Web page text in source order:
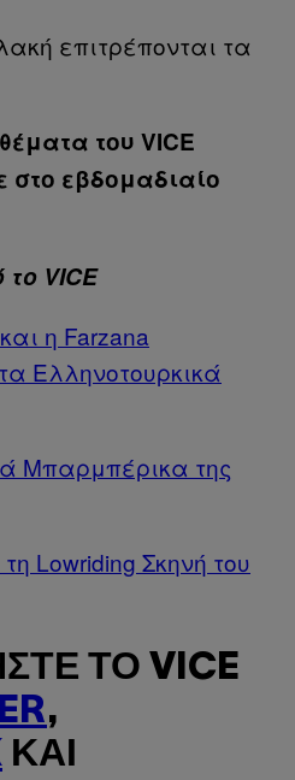
επιτρέπονται τα
του VICE
στο εβδομαδιαίο
VICE
η Farzana
Ελληνοτουρκικά
Μπαρμπέρικα της
Lowriding Σκηνή του
ΤΟ VICE
,
ΚΑΙ